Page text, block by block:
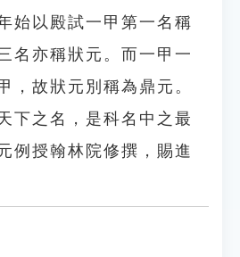
始以殿試一甲第一名稱
名亦稱狀元。而一甲一
，故狀元別稱為鼎元。
下之名，是科名中之最
例授翰林院修撰，賜進